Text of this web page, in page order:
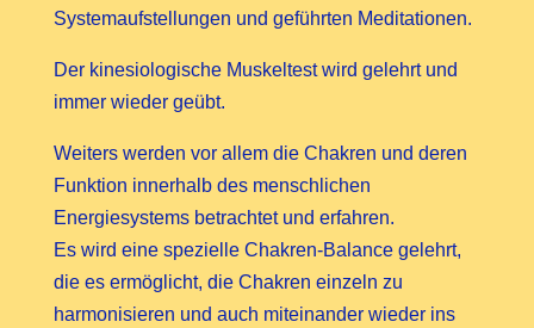
Systemaufstellungen und geführten Meditationen.
Der kinesiologische Muskeltest wird gelehrt und
immer wieder geübt.
Weiters werden vor allem die Chakren und deren
Funktion innerhalb des menschlichen
Energiesystems betrachtet und erfahren.
Es wird eine spezielle Chakren-Balance gelehrt,
die es ermöglicht, die Chakren einzeln zu
harmonisieren und auch miteinander wieder ins